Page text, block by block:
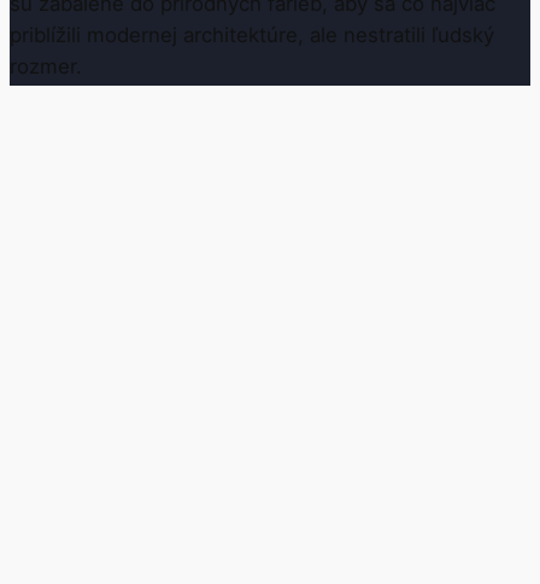
priblížili modernej architektúre, ale nestratili ľudský
rozmer.